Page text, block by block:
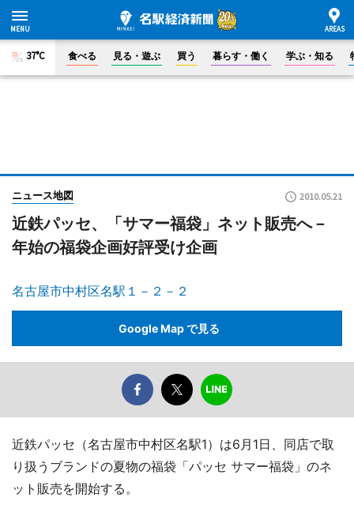
37°C 食べる 見る・遊ぶ 買う 暮らす・働く 学ぶ・知る
ニュース地図 2010.05.21
近鉄パッセ、「サマー福袋」ネット販売へ－
年始の福袋企画好評受け企画
名古屋市中村区名駅１－２－２
Google Map で見る
近鉄パッセ（名古屋市中村区名駅1）は6月1日、同店で取
り扱うブランドの夏物の福袋「パッセ サマー福袋」のネ
ット販売を開始する。